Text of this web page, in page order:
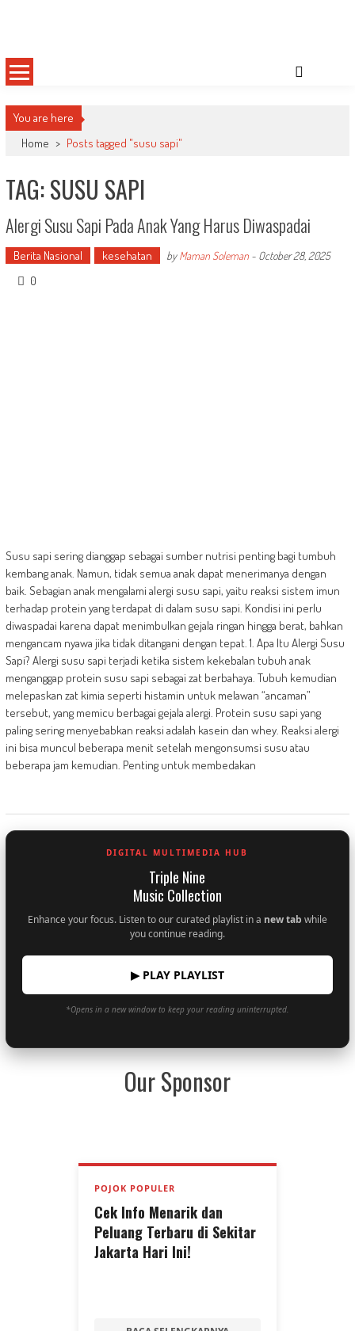
You are here
Home > Posts tagged "susu sapi"
TAG: SUSU SAPI
Alergi Susu Sapi Pada Anak Yang Harus Diwaspadai
Berita Nasional kesehatan byMaman Soleman- October 28, 2025
0
Susu sapi sering dianggap sebagai sumber nutrisi penting bagi tumbuh
kembang anak. Namun, tidak semua anak dapat menerimanya dengan
baik. Sebagian anak mengalami alergi susu sapi, yaitu reaksi sistem imun
terhadap protein yang terdapat di dalam susu sapi. Kondisi ini perlu
diwaspadai karena dapat menimbulkan gejala ringan hingga berat, bahkan
mengancam nyawa jika tidak ditangani dengan tepat. 1. Apa Itu Alergi Susu
Sapi? Alergi susu sapi terjadi ketika sistem kekebalan tubuh anak
menganggap protein susu sapi sebagai zat berbahaya. Tubuh kemudian
melepaskan zat kimia seperti histamin untuk melawan “ancaman”
tersebut, yang memicu berbagai gejala alergi. Protein susu sapi yang
paling sering menyebabkan reaksi adalah kasein dan whey. Reaksi alergi
ini bisa muncul beberapa menit setelah mengonsumsi susu atau
beberapa jam kemudian. Penting untuk membedakan
DIGITAL MULTIMEDIA HUB
Triple Nine
Music Collection
Enhance your focus. Listen to our curated playlist in a new tab while
you continue reading.
▶ PLAY PLAYLIST
*Opens in a new window to keep your reading uninterrupted.
Our Sponsor
POJOK POPULER
Cek Info Menarik dan
Peluang Terbaru di Sekitar
Jakarta Hari Ini!